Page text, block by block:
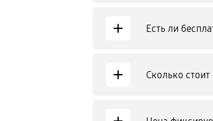
+ Есть ли
+ Сколько